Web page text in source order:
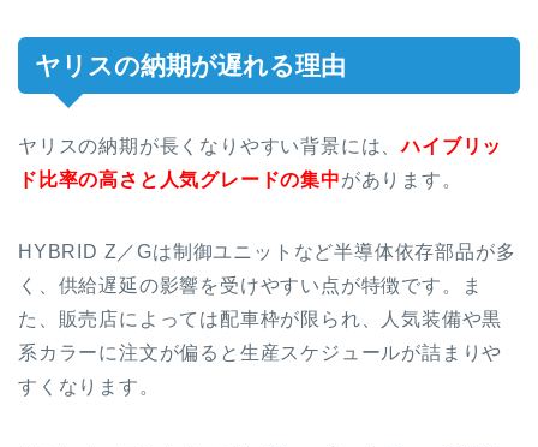
ヤリスの納期が遅れる理由
ヤリスの納期が長くなりやすい背景には、ハイブリッ
ド比率の高さと人気グレードの集中があります。
HYBRID Z／Gは制御ユニットなど半導体依存部品が多
く、供給遅延の影響を受けやすい点が特徴です。ま
た、販売店によっては配車枠が限られ、人気装備や黒
系カラーに注文が偏ると生産スケジュールが詰まりや
すくなります。